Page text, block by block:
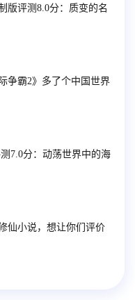
版评测8.0分：质变的名
争霸2》多了个中国世界
7.0分：动荡世界中的海
仙小说，想让你们评价